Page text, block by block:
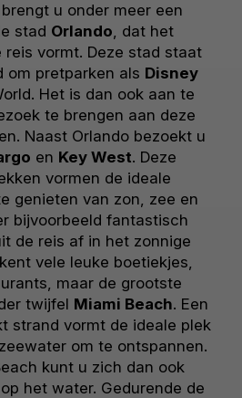
u onder meer een
stad Orlando, dat het
reis vormt. Deze stad staat
om pretparken als Disney
Het is dan ook aan te
te brengen aan deze
Naast Orlando bezoekt u
en Key West. Deze
vormen de ideale
genieten van zon, zee en
bijvoorbeeld fantastisch
de reis af in het zonnige
vele leuke boetiekjes,
maar de grootste
twijfel Miami Beach. Een
strand vormt de ideale plek
om te ontspannen.
kunt u zich dan ook
het water. Gedurende de